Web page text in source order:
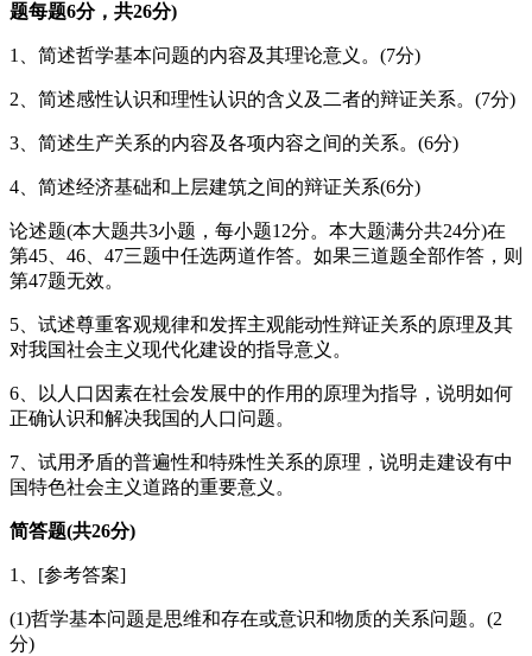
题每题6分，共26分)
1、简述哲学基本问题的内容及其理论意义。(7分)
2、简述感性认识和理性认识的含义及二者的辩证关系。(7分)
3、简述生产关系的内容及各项内容之间的关系。(6分)
4、简述经济基础和上层建筑之间的辩证关系(6分)
论述题(本大题共3小题，每小题12分。本大题满分共24分)在
第45、46、47三题中任选两道作答。如果三道题全部作答，则
第47题无效。
5、试述尊重客观规律和发挥主观能动性辩证关系的原理及其
对我国社会主义现代化建设的指导意义。
6、以人口因素在社会发展中的作用的原理为指导，说明如何
正确认识和解决我国的人口问题。
7、试用矛盾的普遍性和特殊性关系的原理，说明走建设有中
国特色社会主义道路的重要意义。
简答题(共26分)
1、[参考答案]
(1)哲学基本问题是思维和存在或意识和物质的关系问题。(2
分)